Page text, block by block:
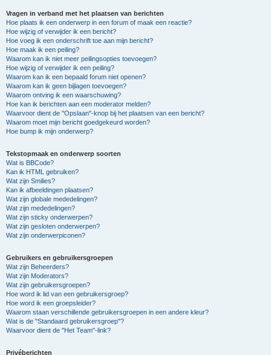
Vragen in verband met het plaatsen van berichten
Hoe plaats ik een onderwerp in een forum of maak een reactie?
Hoe wijzig of verwijder ik een bericht?
Hoe voeg ik een onderschrift toe aan mijn bericht?
Hoe maak ik een peiling?
Waarom kan ik niet meer peilingsopties toevoegen?
Hoe wijzig of verwijder ik een peiling?
Waarom kan ik een bepaald forum niet openen?
Waarom kan ik geen bijlagen toevoegen?
Waarom ontving ik een waarschuwing?
Hoe kan ik berichten aan een moderator melden?
Waarvoor dient de "Opslaan"-knop bij het plaatsen van een bericht?
Waarom moet mijn bericht goedgekeurd worden?
Hoe bump ik mijn onderwerp?
Tekstopmaak en onderwerp soorten
Wat is BBCode?
Kan ik HTML gebruiken?
Wat zijn Smilies?
Kan ik afbeeldingen plaatsen?
Wat zijn globale mededelingen?
Wat zijn mededelingen?
Wat zijn sticky onderwerpen?
Wat zijn gesloten onderwerpen?
Wat zijn onderwerpiconen?
Gebruikers en gebruikersgroepen
Wat zijn Beheerders?
Wat zijn Moderators?
Wat zijn gebruikersgroepen?
Hoe word ik lid van een gebruikersgroep?
Hoe word ik een groepsleider?
Waarom staan verschillende gebruikersgroepen in een andere kleur?
Wat is de "Standaard gebruikersgroep"?
Waarvoor dient de "Het Team"-link?
Privéberichten